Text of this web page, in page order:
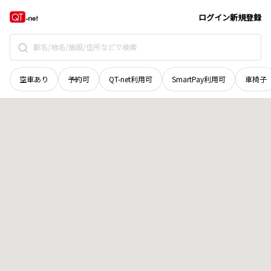
ログイン新規登録
空車あり 予約可 QT-net利用可 SmartPay利用可 車椅子
奈良県